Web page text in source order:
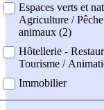
Espaces verts et
Agriculture /
animaux (2)
Hôtellerie -
Tourisme /
Immobilier